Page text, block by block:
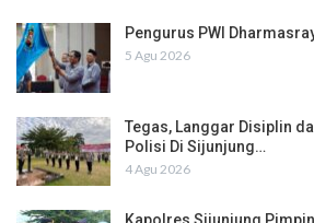
Pengurus PWI
5 Agu 2026
Tegas, Langgar Disiplin
Polisi Di Sijunjung…
4 Agu 2026